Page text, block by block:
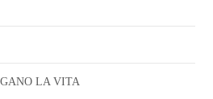
LA VITA